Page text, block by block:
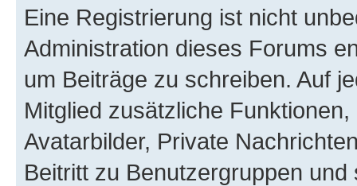
Eine Registrierung ist nicht
Administration dieses Forums
um Beiträge zu schreiben. Auf
Mitglied zusätzliche
Avatarbilder, Private
Beitritt zu Benutzergruppen